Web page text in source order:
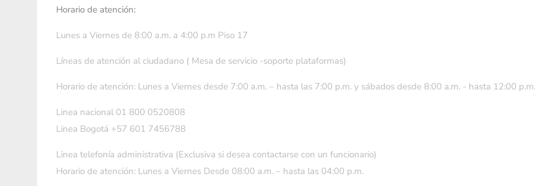
Horario de atención:
Lunes a Viernes de 8:00 a.m. a 4:00 p.m Piso 17
Líneas de atención al ciudadano ( Mesa de servicio -soporte plataformas)
Horario de atención: Lunes a Viernes desde 7:00 a.m. – hasta las 7:00 p.m. y sábados desde 8:00 a.m. - hasta 12:00 p.m.
Linea nacional 01 800 0520808
Linea Bogotá +57 601 7456788
Linea telefonía administrativa (Exclusiva si desea contactarse con un funcionario)
Horario de atención: Lunes a Viernes Desde 08:00 a.m. – hasta las 04:00 p.m.